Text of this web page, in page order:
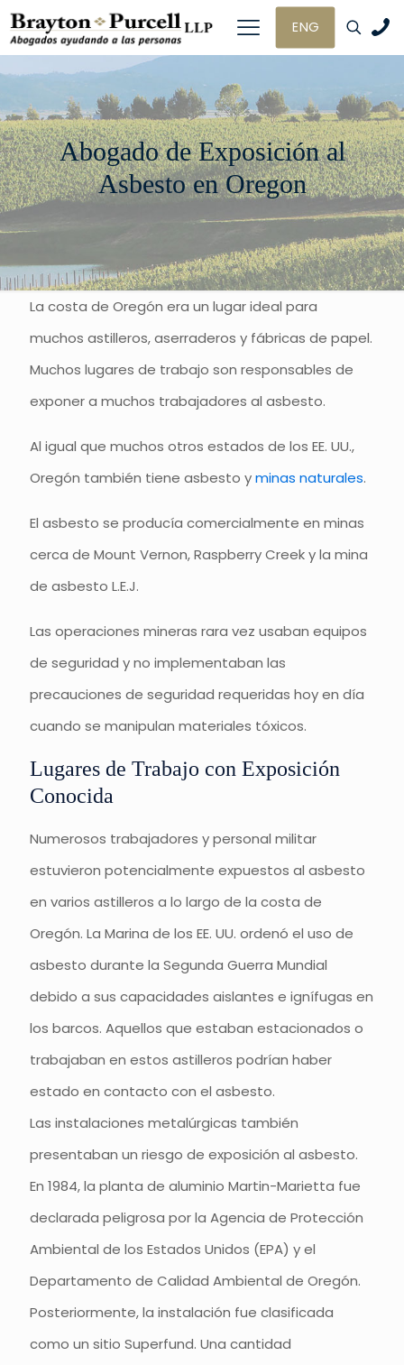
ENG
Abogado de Exposición al
Asbesto en Oregon
La costa de Oregón era un lugar ideal para
muchos astilleros, aserraderos y fábricas de papel.
Muchos lugares de trabajo son responsables de
exponer a muchos trabajadores al asbesto.
Al igual que muchos otros estados de los EE. UU.,
Oregón también tiene asbesto yminas naturales.
El asbesto se producía comercialmente en minas
cerca de Mount Vernon, Raspberry Creek y la mina
de asbesto L.E.J.
Las operaciones mineras rara vez usaban equipos
de seguridad y no implementaban las
precauciones de seguridad requeridas hoy en día
cuando se manipulan materiales tóxicos.
Lugares de Trabajo con Exposición
Conocida
Numerosos trabajadores y personal militar
estuvieron potencialmente expuestos al asbesto
en varios astilleros a lo largo de la costa de
Oregón. La Marina de los EE. UU. ordenó el uso de
asbesto durante la Segunda Guerra Mundial
debido a sus capacidades aislantes e ignífugas en
los barcos. Aquellos que estaban estacionados o
trabajaban en estos astilleros podrían haber
estado en contacto con el asbesto.
Las instalaciones metalúrgicas también
presentaban un riesgo de exposición al asbesto.
En 1984, la planta de aluminio Martin-Marietta fue
declarada peligrosa por la Agencia de Protección
Ambiental de los Estados Unidos (EPA) y el
Departamento de Calidad Ambiental de Oregón.
Posteriormente, la instalación fue clasificada
como un sitio Superfund. Una cantidad